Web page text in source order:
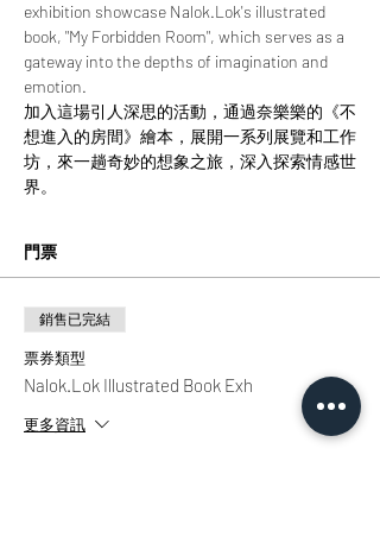
exhibition showcase Nalok.Lok's illustrated
book, "My Forbidden Room", which serves as a
gateway into the depths of imagination and
emotion.
加入這場引人深思的活動，通過奈樂樂的《不
想進入的房間》繪本，展開一系列展覽和工作
坊，來一趟奇妙的想象之旅，深入探索情感世
界。
門票
銷售已完結
票券類型
Nalok.Lok Illustrated Book Exh
更多資訊